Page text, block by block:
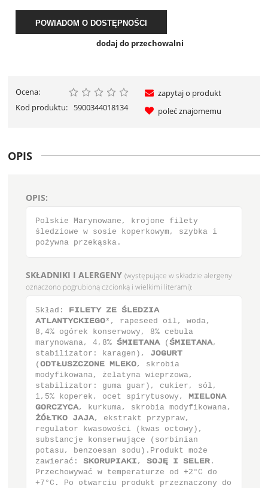
POWIADOM O DOSTĘPNOŚCI
dodaj do przechowalni
Ocena:
Kod produktu:
5900344018134
zapytaj o produkt
poleć znajomemu
OPIS
OPIS:
Polskie Marynowane, krojone filety
śledziowe w sosie koperkowym, szybka i
pożywna przekąska.
SKŁADNIKI I ALERGENY (występujące w składzie alergeny
oznaczono pogrubioną czcionką i wielkimi literami):
Skład: ΖΙΜΕΥΪ ΫΕ μΜΕΔΫΙΑ
ΑΥΜΑΞΥΪΓΛΙΕΗΟ*, rapeseed oil, woda,
8,4% ogórek konserwowy, 8% cebula
marynowana, 4,8% μΝΙΕΥΑΞΑ (μΝΙΕΥΑΞΑ,
stabilizator: karagen), ΚΟΗΦΣΥ
(ΟΔΥιΦΤΫΓΫΟΞΕ ΝΜΕΛΟ, skrobia
modyfikowana, żelatyna wieprzowa,
stabilizator: guma guar), cukier, sól,
1,5% koperek, ocet spirytusowy, ΝΙΕΜΟΞΑ
ΗΟΣΓΫΪΓΑ, kurkuma, skrobia modyfikowana,
νλιΥΛΟ ΚΑΚΑ, ekstrakt przypraw,
regulator kwasowości (kwas octowy),
substancje konserwujące (sorbinian
potasu, benzoesan sodu).Produkt może
zawierać: ΤΛΟΣΦΠΙΑΛΙ, ΤΟΚθ Ι ΤΕΜΕΣ.
Przechowywać w temperaturze od +2°C do
+7°C. Po otwarciu produkt przeznaczony do